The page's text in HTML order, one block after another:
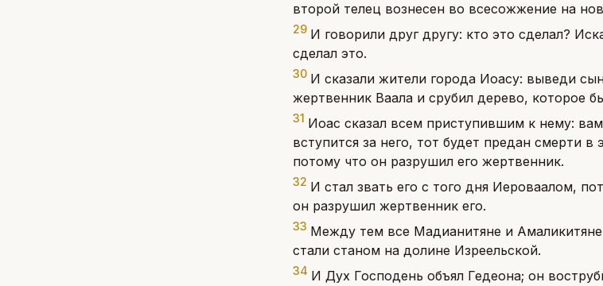
второй телец вознесен во всесожжение на
29 И говорили друг другу: кто это сделал?
сделал это.
30 И сказали жители города Иоасу: выведи
жертвенник Ваала и срубил дерево, которое
31 Иоас сказал всем приступившим к нему:
вступится за него, тот будет предан смерти
потому что он разрушил его жертвенник.
32 И стал звать его с того дня Иероваалом,
он разрушил жертвенник его.
33 Между тем все Мадианитяне и
стали станом на долине Изреельской.
34 И Дух Господень объял Гедеона; он